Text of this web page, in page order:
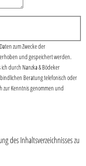
zum Zwecke der
und gespeichert werden.
durch Nanzka & Bödeker
Beratung telefonisch oder
zur Kenntnis genommen und
des Inhaltsverzeichnisses zu